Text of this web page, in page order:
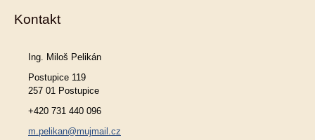
Kontakt
Ing. Miloš Pelikán
Postupice 119
257 01 Postupice
+420 731 440 096
m.pelikan@mujmail.cz